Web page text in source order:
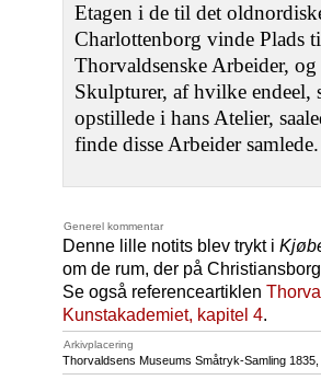
Etagen i de til det
Charlottenborg vinde Plads
Thorvaldsenske Arbeider,
Skulpturer, af hvilke endeel,
opstillede i hans Atelier,
finde disse Arbeider samlede.
Generel kommentar
Denne lille notits blev trykt i
om de rum, der på
Se også referenceartiklen
Kunstakademiet, kapitel 4.
Arkivplacering
Thorvaldsens Museums Småtryk-Samling